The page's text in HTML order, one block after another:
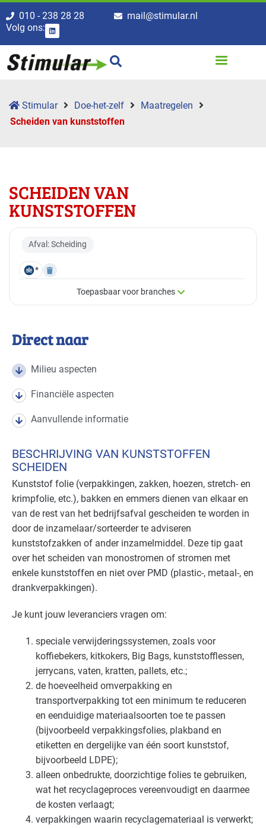
010 - 238 28 28
mail@stimular.nl
Volg ons:
Stimular Doe-het-zelf
Maatregelen
Scheiden van kunststoffen
SCHEIDEN VAN
KUNSTSTOFFEN
Afval: Scheiding
*
Toepasbaar voor branches
Toepasbaar voor branches
branches
Autobranche - autoschadeherstel
Autobranche - garage en handel
Autobranche - wasinrichting Basis
Bouw - gemeentewerven Gevorderd
Bouw - installatiebedrijven Gevorderd
Bouw - schilders en onderhoud Basis
Bouwmaterialen - beton Basis
Cultuur - musea Basis
Cultuur - overig Basis
Detailhandel - overig
Detailhandel - supermarkten Basis
Detailhandel - tankstations
Grafische industrie Basis
Handel en distributie Basis
Direct naar
Milieu aspecten
Financiële aspecten
Aanvullende informatie
BESCHRIJVING VAN KUNSTSTOFFEN
SCHEIDEN
Kunststof folie (verpakkingen, zakken, hoezen, stretch- en
krimpfolie, etc.), bakken en emmers dienen van elkaar en
van de rest van het bedrijfsafval gescheiden te worden in
door de inzamelaar/sorteerder te adviseren
kunststofzakken of ander inzamelmiddel. Deze tip gaat
over het scheiden van monostromen of stromen met
enkele kunststoffen en niet over PMD (plastic-, metaal-, en
drankverpakkingen).
Je kunt jouw leveranciers vragen om:
speciale verwijderingssystemen, zoals voor
koffiebekers, kitkokers, Big Bags, kunststofflessen,
jerrycans, vaten, kratten, pallets, etc.;
de hoeveelheid omverpakking en
transportverpakking tot een minimum te reduceren
en eenduidige materiaalsoorten toe te passen
(bijvoorbeeld verpakkingsfolies, plakband en
etiketten en dergelijke van één soort kunststof,
bijvoorbeeld LDPE);
alleen onbedrukte, doorzichtige folies te gebruiken,
wat het recyclageproces vereenvoudigt en daarmee
de kosten verlaagt;
verpakkingen waarin recyclagemateriaal is verwerkt;